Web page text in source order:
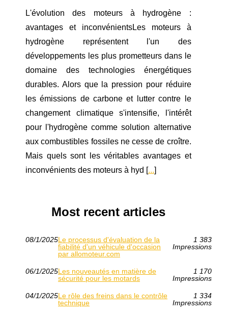
L'évolution des moteurs à hydrogène :
avantages et inconvénientsLes moteurs à
hydrogène représentent l'un des
développements les plus prometteurs dans le
domaine des technologies énergétiques
durables. Alors que la pression pour réduire
les émissions de carbone et lutter contre le
changement climatique s'intensifie, l'intérêt
pour l'hydrogène comme solution alternative
aux combustibles fossiles ne cesse de croître.
Mais quels sont les véritables avantages et
inconvénients des moteurs à hyd [...]
Most recent articles
08/1/2025Le processus d'évaluation de la
fiabilité d'un véhicule d'occasion
par allomoteur.com
1 383
Impressions
06/1/2025Les nouveautés en matière de
sécurité pour les motards
1 170
Impressions
04/1/2025Le rôle des freins dans le contrôle
technique
1 334
Impressions